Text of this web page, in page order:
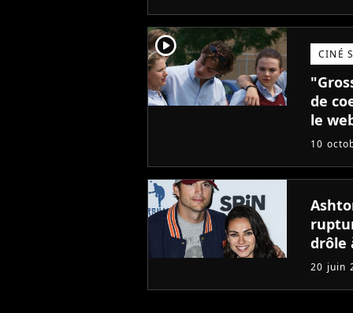
player2 CINÉ
de
le
10
drôle
20 juin